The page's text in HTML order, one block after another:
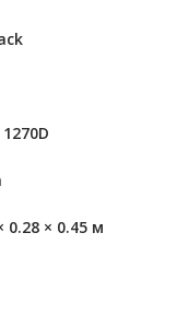
0.28 × 0.45 м